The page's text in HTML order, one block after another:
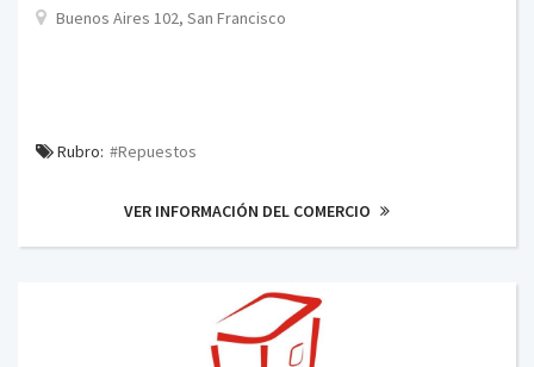
Buenos Aires 102, San Francisco
Rubro: #Repuestos
VER INFORMACIÓN DEL COMERCIO